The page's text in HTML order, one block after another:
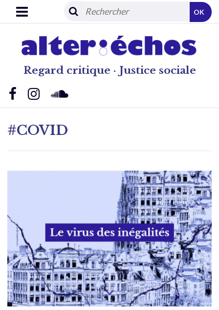
Regard critique · Justice sociale
OK
#COVID